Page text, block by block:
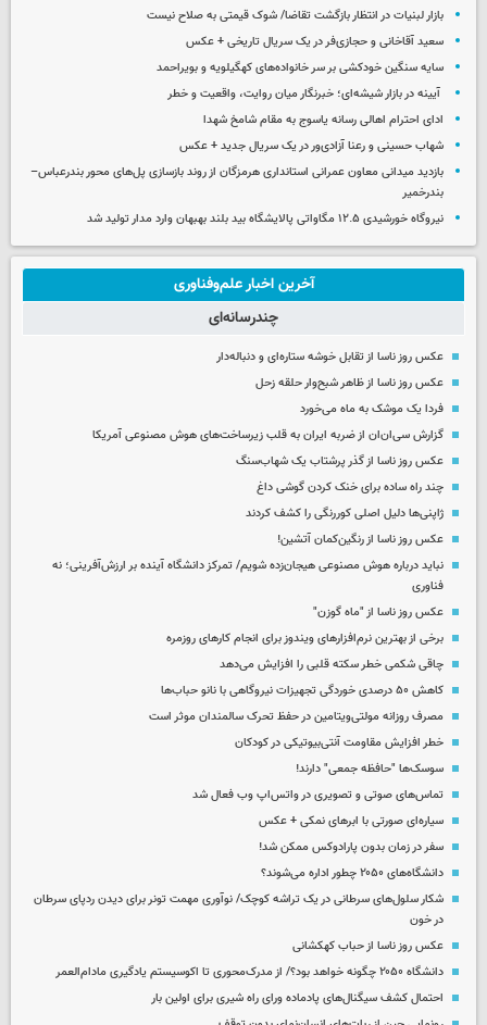
بازار لبنیات در انتظار بازگشت تقاضا/ شوک قیمتی به صلاح نیست
سعید آقاخانی و حجازی‌فر در یک سریال تاریخی + عکس
سایه سنگین خودکشی بر سر خانواده‌های کهگیلویه و بویراحمد
آیینه در بازار شیشه‌ای؛ خبرنگار میان روایت، واقعیت و خطر
ادای احترام اهالی رسانه یاسوج به مقام شامخ شهدا
شهاب حسینی و رعنا آزادی‌ور در یک سریال جدید + عکس
بازدید میدانی معاون عمرانی استانداری هرمزگان از روند بازسازی پل‌های محور بندرعباس–
بندرخمیر
نیروگاه خورشیدی ۱۲.۵ مگاواتی پالایشگاه بید بلند بهبهان وارد مدار تولید شد
آخرین اخبار علم‌وفناوری
چندرسانه‌ای
عکس روز ناسا از تقابل خوشه ستاره‌ای و دنباله‌دار
عکس روز ناسا از ظاهر شبح‌وار حلقه زحل
فردا یک موشک به ماه می‌خورد
گزارش سی‌ان‌ان از ضربه ایران به قلب زیرساخت‌های هوش مصنوعی آمریکا
عکس روز ناسا از گذر پرشتاب یک شهاب‌سنگ
چند راه‌ ساده برای خنک کردن گوشی داغ
ژاپنی‌ها دلیل اصلی کوررنگی را کشف کردند
عکس روز ناسا از رنگین‌کمان آتشین!
نباید درباره هوش مصنوعی هیجان‌زده شویم/ تمرکز دانشگاه آینده بر ارزش‌آفرینی؛ نه
فناوری
عکس روز ناسا از "ماه گوزن"
برخی از بهترین نرم‌افزارهای ویندوز برای انجام کارهای روزمره
چاقی شکمی خطر سکته قلبی را افزایش می‌دهد
کاهش ۵۰ درصدی خوردگی تجهیزات نیروگاهی با نانو حباب‌ها
مصرف روزانه مولتی‌ویتامین در حفظ تحرک سالمندان موثر است
خطر افزایش مقاومت آنتی‌بیوتیکی در کودکان
سوسک‌ها "حافظه جمعی" دارند!
تماس‌های صوتی و تصویری در واتس‌اپ وب فعال شد
سیاره‌ای صورتی با ابرهای نمکی + عکس
سفر در زمان بدون پارادوکس ممکن شد!
دانشگاه‌های ۲۰۵۰ چطور اداره می‌شوند؟
شکار سلول‌های سرطانی در یک تراشه کوچک/ نوآوری مهمت تونر برای دیدن ردپای سرطان
در خون
عکس روز ناسا از حباب کهکشانی
دانشگاه ۲۰۵۰ چگونه خواهد بود؟/ از مدرک‌محوری تا اکوسیستم یادگیری مادام‌العمر
احتمال کشف سیگنال‌های پادماده ورای راه شیری برای اولین بار